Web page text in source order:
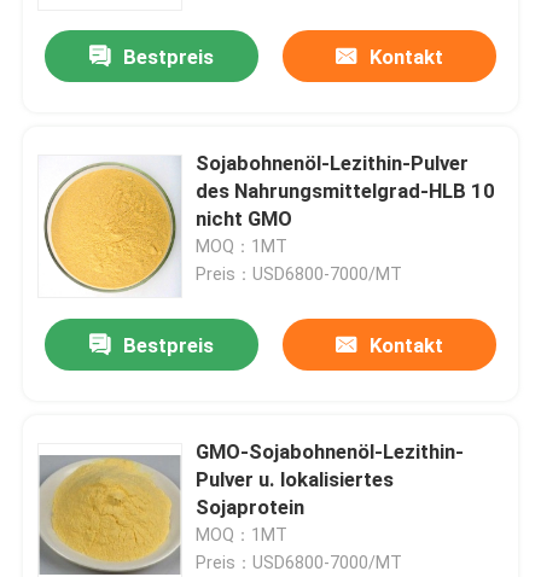
Bestpreis Kontakt
Sojabohnenöl-Lezithin-Pulver
des Nahrungsmittelgrad-HLB 10
nicht GMO
MOQ：1MT
Preis：USD6800-7000/MT
Bestpreis Kontakt
GMO-Sojabohnenöl-Lezithin-
Pulver u. lokalisiertes
Sojaprotein
MOQ：1MT
Preis：USD6800-7000/MT